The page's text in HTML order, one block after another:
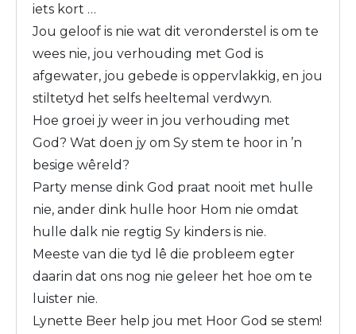
iets kort …
Jou geloof is nie wat dit veronderstel is om te
wees nie, jou verhouding met God is
afgewater, jou gebede is oppervlakkig, en jou
stiltetyd het selfs heeltemal verdwyn.
Hoe groei jy weer in jou verhouding met
God? Wat doen jy om Sy stem te hoor in ’n
besige wêreld?
Party mense dink God praat nooit met hulle
nie, ander dink hulle hoor Hom nie omdat
hulle dalk nie regtig Sy kinders is nie.
Meeste van die tyd lê die probleem egter
daarin dat ons nog nie geleer het hoe om te
luister nie.
Lynette Beer help jou met Hoor God se stem!